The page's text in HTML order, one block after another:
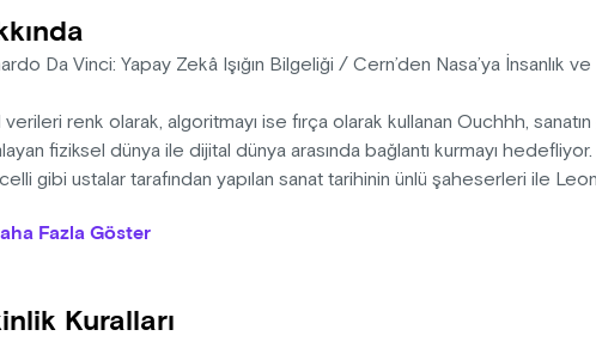
Da Vinci: Yapay Zekâ Işığın Bilgeliği / Cern’den Nasa’ya İnsanlık
verileri renk olarak, algoritmayı ise fırça olarak kullanan Ouchhh,
fiziksel dünya ile dijital dünya arasında bağlantı kurmayı
gibi ustalar tarafından yapılan sanat tarihinin ünlü şaheserleri ile
sanat ve bilimin ışığıyla yapay zeka algoritmalarını kullanarak
oluşturulmasıyla yeni bir sanat eseri şeklinde tekrar hayata
olan veriyle Metaverse’e taşıyacak.
Fazla Göster
Kuralları